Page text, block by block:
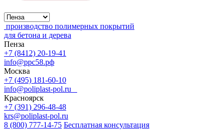
производство полимерных покрытий
для бетона и дерева
Пенза
+7 (8412) 20-19-41
info@ррс58.рф
Москва
+7 (495) 181-60-10
info@poliplast-pol.ru
Красноярск
+7 (391) 296-48-48
krs@poliplast-pol.ru
8 (800) 777-14-75 Бесплатная консультация